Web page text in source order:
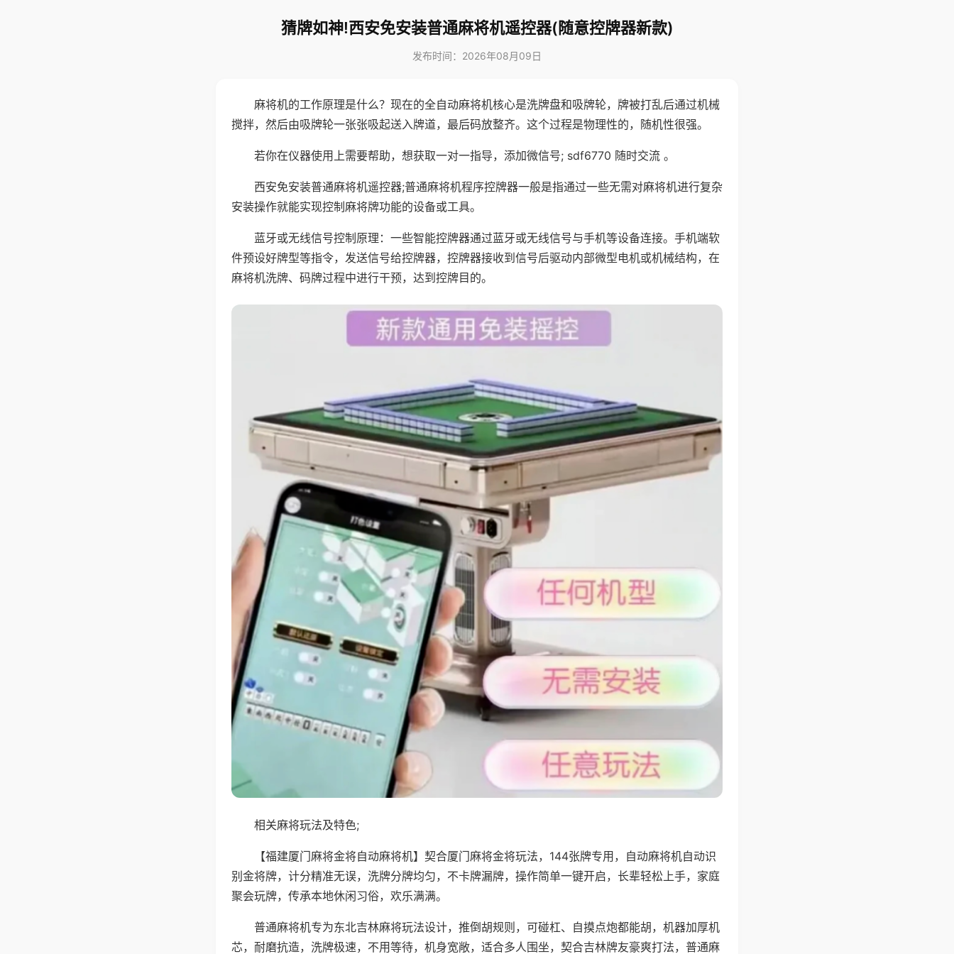
猜牌如神!西安免安装普通麻将机遥控器(随意控牌器新款)
发布时间：2026年08月09日
麻将机的工作原理是什么？现在的全自动麻将机核心是洗牌盘和吸牌轮，牌被打乱后通过机械
搅拌，然后由吸牌轮一张张吸起送入牌道，最后码放整齐。这个过程是物理性的，随机性很强。
若你在仪器使用上需要帮助，想获取一对一指导，添加微信号; sdf6770 随时交流 。
西安免安装普通麻将机遥控器;普通麻将机程序控牌器一般是指通过一些无需对麻将机进行复杂
安装操作就能实现控制麻将牌功能的设备或工具。
蓝牙或无线信号控制原理：一些智能控牌器通过蓝牙或无线信号与手机等设备连接。手机端软
件预设好牌型等指令，发送信号给控牌器，控牌器接收到信号后驱动内部微型电机或机械结构，在
麻将机洗牌、码牌过程中进行干预，达到控牌目的。
相关麻将玩法及特色;
【福建厦门麻将金将自动麻将机】契合厦门麻将金将玩法，144张牌专用，自动麻将机自动识
别金将牌，计分精准无误，洗牌分牌均匀，不卡牌漏牌，操作简单一键开启，长辈轻松上手，家庭
聚会玩牌，传承本地休闲习俗，欢乐满满。
普通麻将机专为东北吉林麻将玩法设计，推倒胡规则，可碰杠、自摸点炮都能胡，机器加厚机
芯，耐磨抗造，洗牌极速，不用等待，机身宽敞，适合多人围坐，契合吉林牌友豪爽打法，普通麻